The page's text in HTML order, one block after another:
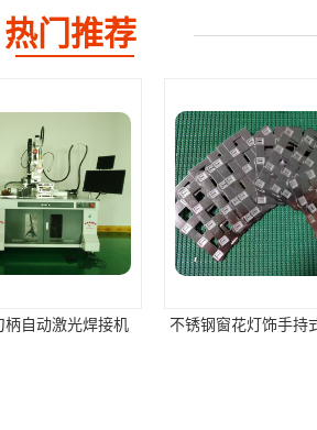
热门推荐
花灯饰手持式激光焊接机 激